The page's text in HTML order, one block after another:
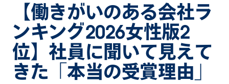
【働きがいのある会社ラ
ンキング2026女性版2
位】社員に聞いて見えて
きた「本当の受賞理由」